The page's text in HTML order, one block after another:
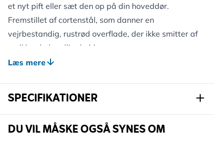
et nyt pift eller sæt den op på din hoveddør.
Fremstillet af cortenstål, som danner en
vejrbestandig, rustrød overflade, der ikke smitter af
og ikke skal vedligeholdes.
Pakket i en smuk gaveæske. En smuk dekoration til
Læs mere
SPECIFIKATIONER
Varenummer 974340174
DU VIL MÅSKE OGSÅ SYNES OM